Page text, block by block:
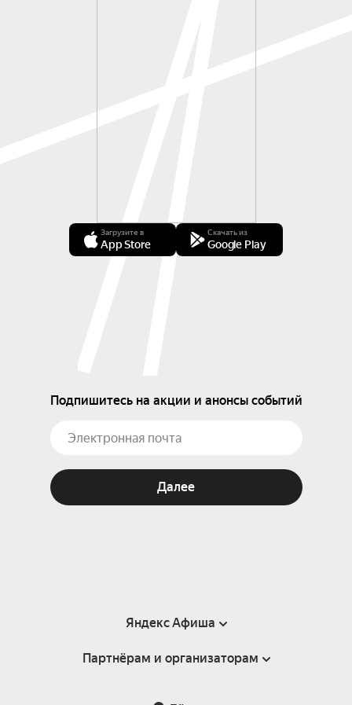
Загрузите в
App Store
Скачать из
Google Play
Подпишитесь на акции и анонсы событий
Далее
Яндекс Афиша
Справка
Партнёрам и организаторам